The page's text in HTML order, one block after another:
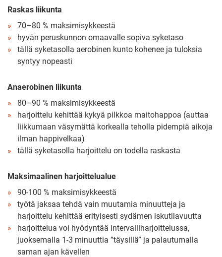
Raskas liikunta
70–80 % maksimisykkeestä
hyvän peruskunnon omaavalle sopiva syketaso
tällä syketasolla aerobinen kunto kohenee ja tuloksia
syntyy nopeasti
Anaerobinen liikunta
80–90 % maksimisykkeestä
harjoittelu kehittää kykyä pilkkoa maitohappoa (auttaa
liikkumaan väsymättä korkealla teholla pidempiä aikoja
ilman happivelkaa)
tällä syketasolla harjoittelu on todella raskasta
Maksimaalinen harjoittelualue
90-100 % maksimisykkeestä
työtä jaksaa tehdä vain muutamia minuutteja ja
harjoittelu kehittää erityisesti sydämen iskutilavuutta
harjoittelua voi hyödyntää intervalliharjoittelussa,
juoksemalla 1-3 minuuttia ”täysillä” ja palautumalla
saman ajan kävellen